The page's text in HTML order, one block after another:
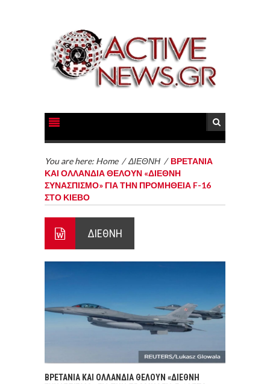
You are here: Home /ΔΙΕΘΝΗ / ΒΡΕΤΑΝΙΑ
ΚΑΙ ΟΛΛΑΝΔΙΑ ΘΕΛΟΥΝ «ΔΙΕΘΝΗ
ΣΥΝΑΣΠΙΣΜΟ» ΓΙΑ ΤΗΝ ΠΡΟΜΗΘΕΙΑ F-16
ΣΤΟ ΚΙΕΒΟ
ΔΙΕΘΝΗ
ΒΡΕΤΑΝΙΑ ΚΑΙ ΟΛΛΑΝΔΙΑ ΘΕΛΟΥΝ «ΔΙΕΘΝΗ